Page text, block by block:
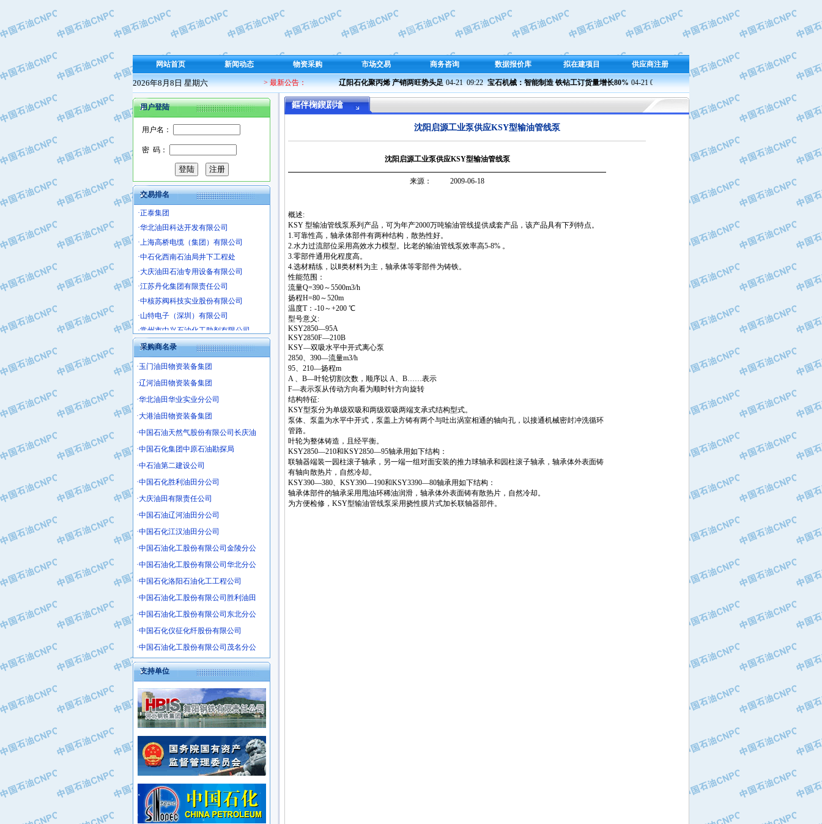
网站首页 新闻动态 物资采购 市场交易 商务咨询 数据报价库 拟在建项目 供应商注册
2026年8月8日 星期六 > 最新公告： 辽阳石化聚丙烯 产销两旺势头足 04-21  09:22 宝石机械：智能制造 铁钻工订货量增长80% 04-21 09:23 兰州石化成功产出新国标半精炼石蜡 04-21 09:37
用户登陆
用户名：
密 码：
交易排名
·保定北奥石油物探特种车辆制造有限
·盘锦辽河油田天意石油装备有限公司
·中国石油天然气管道局穿越公司
·沧州市电气控制设备厂
·中船重工中南装备有限责任公司
·南石力天传动件有限公司
·浙江瑞普环境技术有限公司
·华北石油新大禹环保设备有限公司
·河北翼凌机械制造总厂
·萍乡市庞泰化工填料有限公司
·实华(天津)国际贸易有限公司
·上海宝钢商贸有限公司
·辽河石油勘探局总机械厂
·华北油田科达开发有限公司
·上海高桥电缆（集团）有限公司
·中石化西南石油局井下工程处
·大庆油田石油专用设备有限公司
·江苏丹化集团有限责任公司
·中核苏阀科技实业股份有限公司
·山特电子（深圳）有限公司
·常州市中兴石油化工助剂有限公司
·姜堰市三联助剂有限公司
·四川中光高技术研究所有限责任公司
·江苏天安防雷工程有限责任公司
·山东东营胜利工业园区
·上海鼓风机厂有限公司
·中核苏阀科技实业股份有限公司
·济南柴油机股份有限公司
·上海科瑞曼士德电源系统集成有限公
·东方合金铸造厂
·保定北奥石油物探特种车辆制造有限
·盘锦辽河油田天意石油装备有限公司
·中船重工中南装备有限责任公司
·南石力天传动件有限公司
·浙江瑞普环境技术有限公司
·华北石油新大禹环保设备有限公司
·河北翼凌机械制造总厂
·萍乡市庞泰化工填料有限公司
·实华(天津)国际贸易有限公司
·上海宝钢商贸有限公司
·辽河石油勘探局总机械厂
·正泰集团
·华北油田科达开发有限公司
·中石化西南石油局井下工程处
·大庆油田石油专用设备有限公司
·江苏丹化集团有限责任公司
·中核苏阀科技实业股份有限公司
·山特电子（深圳）有限公司
·常州市中兴石油化工助剂有限公司
采购商名录
·玉门油田物资装备集团
·辽河油田物资装备集团
·华北油田华业实业分公司
·大港油田物资装备集团
·中国石油天然气股份有限公司长庆油
·中国石化集团中原石油勘探局
·中石油第二建设公司
·中国石化胜利油田分公司
·大庆油田有限责任公司
·中国石油辽河油田分公司
·中国石化江汉油田分公司
·中国石油化工股份有限公司金陵分公
·中国石油化工股份有限公司华北分公
·中国石化洛阳石油化工工程公司
·中国石油化工股份有限公司胜利油田
·中国石油化工股份有限公司东北分公
·中国石化仪征化纤股份有限公司
·中国石油化工股份有限公司茂名分公
支持单位
·中国石化茂名石化分公司
·中国石油大港油田分公司
·中油油气勘探软件国家工程研究中心
·西安长庆钻宇集团咸阳石化有限公司
鏂伴椈鍥剧墖
沈阳启源工业泵供应KSY型输油管线泵
沈阳启源工业泵供应KSY型输油管线泵
来源： 2009-06-18
概述:
KSY 型输油管线泵系列产品，可为年产2000万吨输油管线提供成套产品，该产品具有下列特点。
1.可靠性高，轴承体部件有两种结构，散热性好。
2.水力过流部位采用高效水力模型。比老的输油管线泵效率高5-8% 。
3.零部件通用化程度高。
4.选材精练，以Ⅱ类材料为主，轴承体等零部件为铸铁。
性能范围：
流量Q=390～5500m3/h
扬程H=80～520m
温度T：-10～+200 ℃
型号意义:
KSY2850—95A
KSY2850F—210B
KSY—双吸水平中开式离心泵
2850、390—流量m3/h
95、210—扬程m
A 、B—叶轮切割次数，顺序以 A、B……表示
F—表示泵从传动方向看为顺时针方向旋转
结构特征:
KSY型泵分为单级双吸和两级双吸两端支承式结构型式。
泵体、泵盖为水平中开式，泵盖上方铸有两个与吐出涡室相通的轴向孔，以接通机械密封冲洗循环
管路。
叶轮为整体铸造，且经平衡。
KSY2850—210和KSY2850—95轴承用如下结构：
联轴器端装一园柱滚子轴承，另一端一组对面安装的推力球轴承和园柱滚子轴承，轴承体外表面铸
有轴向散热片，自然冷却。
KSY390—380、KSY390—190和KSY3390—80轴承用如下结构：
轴承体部件的轴承采用甩油环稀油润滑，轴承体外表面铸有散热片，自然冷却。
为方便检修，KSY型输油管线泵采用挠性膜片式加长联轴器部件。